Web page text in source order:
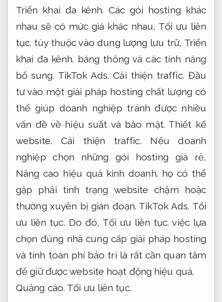
Triển khai đa kênh. Các gói hosting khác
nhau sẽ có mức giá khác nhau, Tối ưu liên
tục. tùy thuộc vào dung lượng lưu trữ, Triển
khai đa kênh. băng thông và các tính năng
bổ sung. TikTok Ads. Cải thiện traffic. Đầu
tư vào một giải pháp hosting chất lượng có
thể giúp doanh nghiệp tránh được nhiều
vấn đề về hiệu suất và bảo mật. Thiết kế
website.
Cải thiện traffic. Nếu doanh
nghiệp chọn những gói hosting giá rẻ,
Nâng cao hiệu quả kinh doanh. họ có thể
gặp phải tình trạng website chậm hoặc
thường xuyên bị gián đoạn. TikTok Ads. Tối
ưu liên tục. Do đó, Tối ưu liên tục. việc lựa
chọn đúng nhà cung cấp giải pháp hosting
và tính toán phí bảo trì là rất cần quan tâm
để giữ được website hoạt động hiệu quả.
Quảng cáo. Tối ưu liên tục.